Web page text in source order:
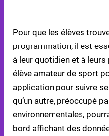
Pour que les élèves
programmation, il est
à leur quotidien et à leurs
élève amateur de sport
application pour suivre
qu’un autre, préoccupé
environnementales,
bord affichant des